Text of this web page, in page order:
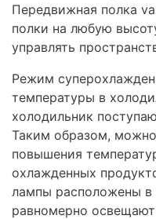
Передвижная полка
полки на любую
управлять
Режим
температуры в
холодильник
Таким образом,
повышения
охлажденных
лампы расположены в
равномерно